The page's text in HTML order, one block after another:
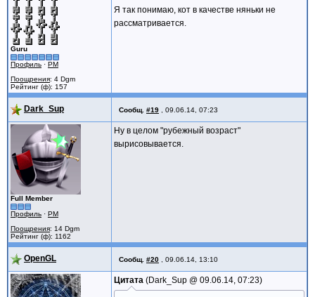
Guru
Профиль · PM
Поощрения: 4 Dgm
Рейтинг (ф): 157
Я так понимаю, кот в качестве няньки не
рассматривается.
Dark_Sup Сообщ. #19 09.06.14, 07:23
Full Member
Профиль · PM
Поощрения: 14 Dgm
Рейтинг (ф): 1162
Ну в целом "рубежный возраст"
вырисовывается.
OpenGL Сообщ. #20 09.06.14, 13:10
Цитата Dark_Sup @ 09.06.14, 07:23